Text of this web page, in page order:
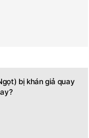
bị khán giả quay